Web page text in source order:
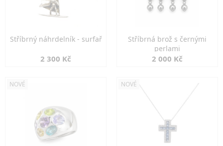
Stříbrný náhrdelník - surfař
2 300 Kč
Stříbrná brož s černými
perlami
2 000 Kč
NOVÉ NOVÉ